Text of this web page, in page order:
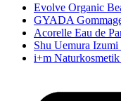
Evolve Organic
GYADA
Acorelle Eau de
Shu Uemura
i+m